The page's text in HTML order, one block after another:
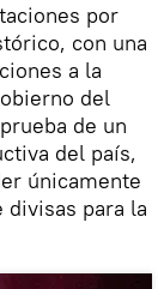
por
con una
a la
del
de un
del país,
únicamente
para la